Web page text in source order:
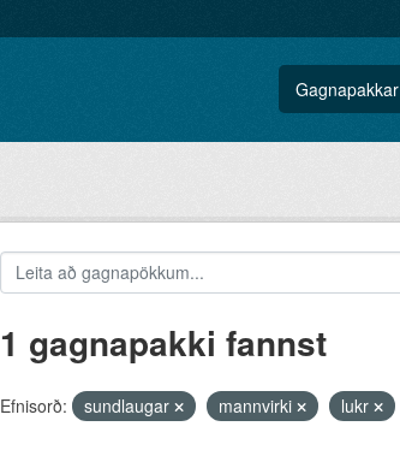
Gagnapakkar
1 gagnapakki fannst
Efnisorð: sundlaugar mannvirki lukr